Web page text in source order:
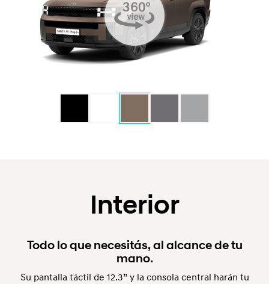
Interior
Todo lo que necesitás, al alcance de tu
mano.
Su pantalla táctil de 12.3” y la consola central harán tu